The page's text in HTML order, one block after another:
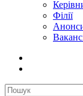
Філії